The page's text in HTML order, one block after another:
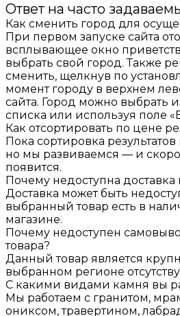
Ответ на часто
Как сменить город для
При первом запуске сайта
всплывающее окно
выбрать свой город. Также
сменить, щелкнув по
момент городу в верхнем
сайта. Город можно выбрать
списка или используя поле
Как отсортировать по цене
Пока сортировка
но мы развиваемся — и скоро
появится.
Почему недоступна доставка
Доставка может быть
выбранный товар есть в
магазине.
Почему недоступен
товара?
Данный товар является
выбранном регионе
С какими видами камня вы
Мы работаем с гранитом,
ониксом, травертином,